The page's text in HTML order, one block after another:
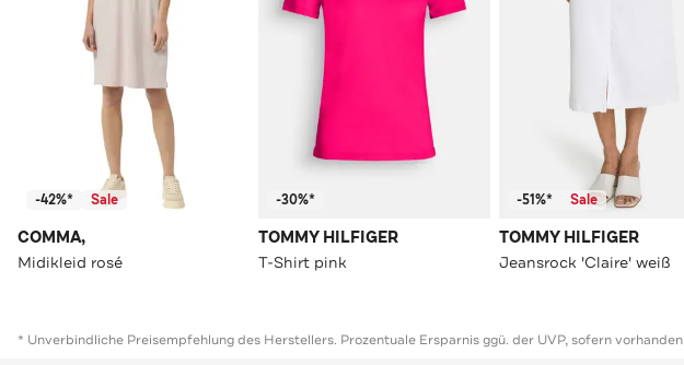
-42%* Sale
COMMA,
Midikleid rosé
-30%*
TOMMY HILFIGER
T-Shirt pink
-51%* Sale
TOMMY HILFIGER
Jeansrock 'Claire' weiß
* Unverbindliche Preisempfehlung des Herstellers. Prozentuale Ersparnis ggü. der UVP, sofern vorhanden